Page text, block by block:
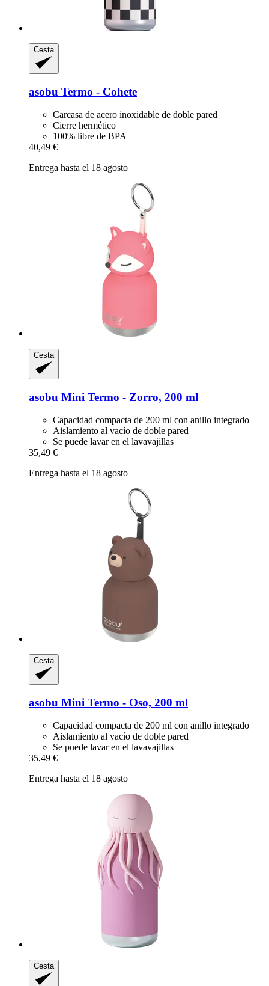
Cesta
asobu Termo -​ Cohete
Carcasa de acero inoxidable de doble pared
Cierre hermético
100% libre de BPA
40,49 €
Entrega hasta el 18 agosto
Cesta
asobu Mini Termo -​ Zorro, 200 ml
Capacidad compacta de 200 ml con anillo integrado
Aislamiento al vacío de doble pared
Se puede lavar en el lavavajillas
35,49 €
Entrega hasta el 18 agosto
Cesta
asobu Mini Termo -​ Oso, 200 ml
Capacidad compacta de 200 ml con anillo integrado
Aislamiento al vacío de doble pared
Se puede lavar en el lavavajillas
35,49 €
Entrega hasta el 18 agosto
Cesta